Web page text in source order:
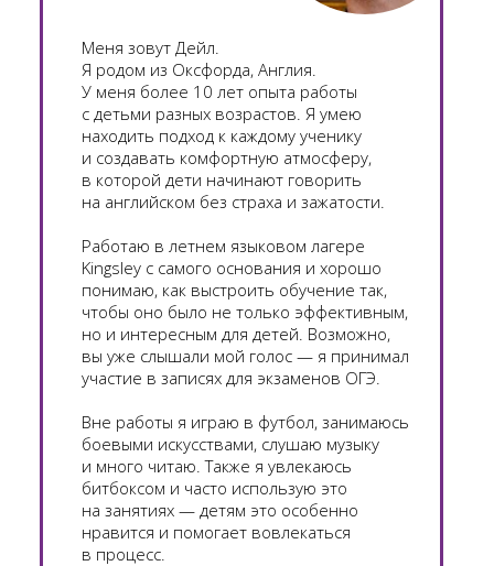
Меня зовут Дейл.
Я родом из Оксфорда, Англия.
У меня более 10 лет опыта работы
с детьми разных возрастов. Я умею
находить подход к каждому ученику
и создавать комфортную атмосферу,
в которой дети начинают говорить
на английском без страха и зажатости.
Работаю в летнем языковом лагере
Kingsley с самого основания и хорошо
понимаю, как выстроить обучение так,
чтобы оно было не только эффективным,
но и интересным для детей. Возможно,
вы уже слышали мой голос — я принимал
участие в записях для экзаменов ОГЭ.
Вне работы я играю в футбол, занимаюсь
боевыми искусствами, слушаю музыку
и много читаю. Также я увлекаюсь
битбоксом и часто использую это
на занятиях — детям это особенно
нравится и помогает вовлекаться
в процесс.